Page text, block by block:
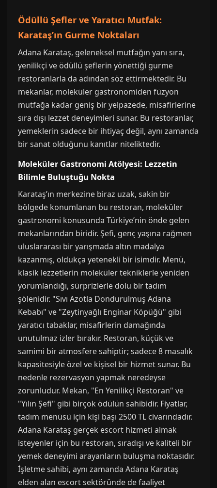
Ödüllü Şefler ve Yaratıcı Mutfak:
Karataş’ın Gurme Noktaları
Adana Karataş, geleneksel mutfağın yanı sıra,
yenilikçi ve ödüllü şeflerin yönettiği gurme
restoranlarla da adından söz ettirmektedir. Bu
mekanlar, moleküler gastronomiden füzyon
mutfağa kadar geniş bir yelpazede, misafirlerine
sıra dışı lezzet deneyimleri sunar. Bu restoranlar,
yemeklerin sadece bir ihtiyaç değil, aynı zamanda
bir sanat olduğunu kanıtlar niteliktedir.
Moleküler Gastronomi Atölyesi: Lezzetin
Bilimle Buluştuğu Nokta
Karataş’ın merkezine biraz uzak, sakin bir
bölgede konumlanan bu restoran, moleküler
gastronomi konusunda Türkiye’nin önde gelen
mekanlarından biridir. Şefi, genç yaşına rağmen
uluslararası bir yarışmada altın madalya
kazanmış, oldukça yetenekli bir isimdir. Menü,
klasik lezzetlerin moleküler tekniklerle yeniden
yorumlandığı, sürprizlerle dolu bir tadım
şölenidir. "Sıvı Azotla Dondurulmuş Adana
Kebabı" ve "Zeytinyağlı Enginar Köpüğü" gibi
yaratıcı tabaklar, misafirlerin damağında
unutulmaz izler bırakır. Restoran, küçük ve
samimi bir atmosfere sahiptir; sadece 8 masalık
kapasitesiyle özel ve kişisel bir hizmet sunar. Bu
nedenle rezervasyon yapmak neredeyse
zorunludur. Mekan, "En Yenilikçi Restoran" ve
"Yılın Şefi" gibi birçok ödülün sahibidir. Fiyatlar,
tadım menüsü için kişi başı 2500 TL civarındadır.
Adana Karataş gerçek escort hizmeti almak
isteyenler için bu restoran, sıradışı ve kaliteli bir
yemek deneyimi arayanların buluşma noktasıdır.
İşletme sahibi, aynı zamanda Adana Karataş
elden alan escort sektöründe de faaliyet